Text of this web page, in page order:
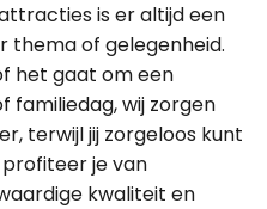
is er altijd een
of gelegenheid.
het gaat om een
familiedag, wij zorgen
terwijl jij zorgeloos kunt
je van
kwaliteit en